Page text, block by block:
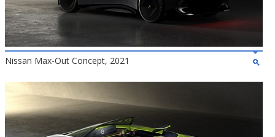
Nissan Max-Out Concept, 2021